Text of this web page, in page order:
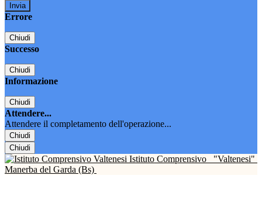
Errore
Chiudi
Successo
Chiudi
Informazione
Chiudi
Attendere...
Attendere il completamento dell'operazione...
Chiudi
Chiudi
Istituto Comprensivo
"Valtenesi"
Manerba del Garda (Bs)